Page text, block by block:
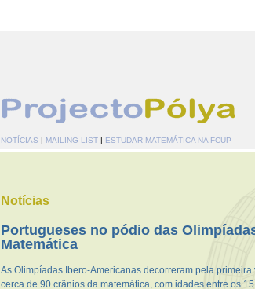
NOTÍCIAS | MAILING LIST | ESTUDAR MATEMÁTICA NA FCUP
Notícias
Portugueses no pódio das
Matemática
As Olimpíadas Ibero-Americanas decorreram pela
cerca de 90 crânios da matemática, com idades entre os